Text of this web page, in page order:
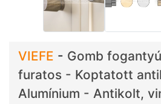
VIEFE - Gomb
furatos - Koptatott
Alumínium - Antikolt,